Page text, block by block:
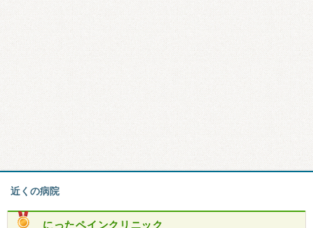
近くの病院
にったペインクリニック